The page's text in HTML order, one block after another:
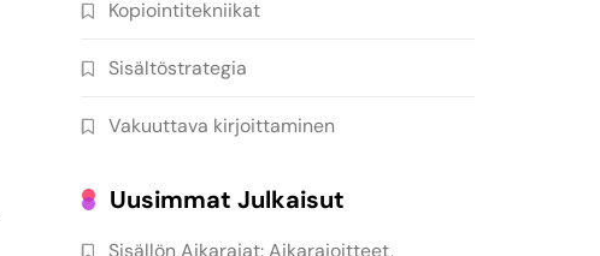
Kopiointitekniikat
Sisältöstrategia
Vakuuttava kirjoittaminen
Uusimmat Julkaisut
Sisällön Aikarajat: Aikarajoitteet,